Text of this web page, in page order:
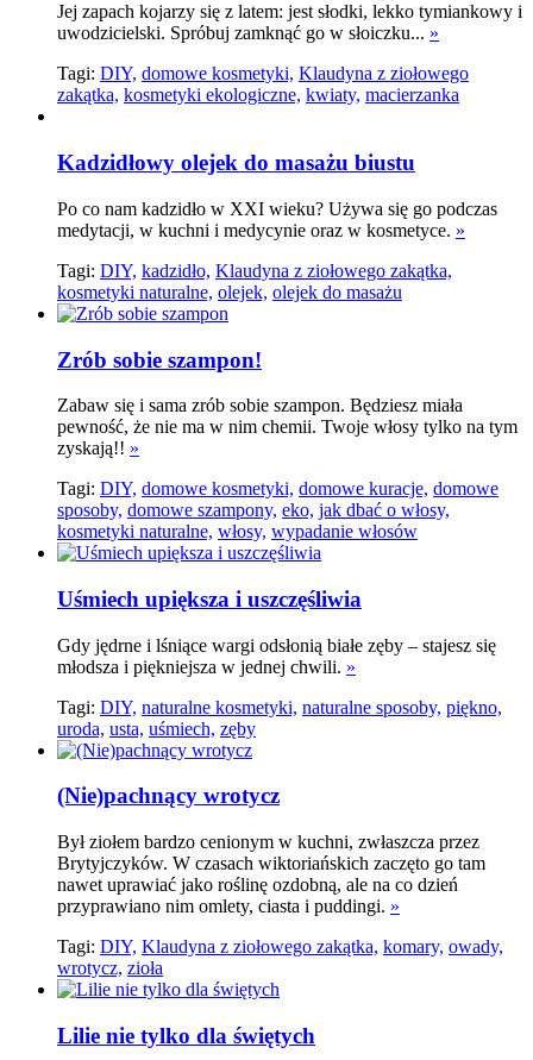
Jej zapach kojarzy się z latem: jest słodki, lekko tymiankowy i
uwodzicielski. Spróbuj zamknąć go w słoiczku... »
Tagi: DIY, domowe kosmetyki, Klaudyna z ziołowego
zakątka, kosmetyki ekologiczne, kwiaty, macierzanka
Kadzidłowy olejek do masażu biustu
Po co nam kadzidło w XXI wieku? Używa się go podczas
medytacji, w kuchni i medycynie oraz w kosmetyce. »
Tagi: DIY, kadzidło, Klaudyna z ziołowego zakątka,
kosmetyki naturalne, olejek, olejek do masażu
Zrób sobie szampon!
Zabaw się i sama zrób sobie szampon. Będziesz miała
pewność, że nie ma w nim chemii. Twoje włosy tylko na tym
zyskają!! »
Tagi: DIY, domowe kosmetyki, domowe kuracje, domowe
sposoby, domowe szampony, eko, jak dbać o włosy,
kosmetyki naturalne, włosy, wypadanie włosów
Uśmiech upiększa i uszczęśliwia
Gdy jędrne i lśniące wargi odsłonią białe zęby – stajesz się
młodsza i piękniejsza w jednej chwili. »
Tagi: DIY, naturalne kosmetyki, naturalne sposoby, piękno,
uroda, usta, uśmiech, zęby
(Nie)pachnący wrotycz
Był ziołem bardzo cenionym w kuchni, zwłaszcza przez
Brytyjczyków. W czasach wiktoriańskich zaczęto go tam
nawet uprawiać jako roślinę ozdobną, ale na co dzień
przyprawiano nim omlety, ciasta i puddingi. »
Tagi: DIY, Klaudyna z ziołowego zakątka, komary, owady,
wrotycz, zioła
Lilie nie tylko dla świętych